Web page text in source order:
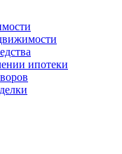
ипотеки